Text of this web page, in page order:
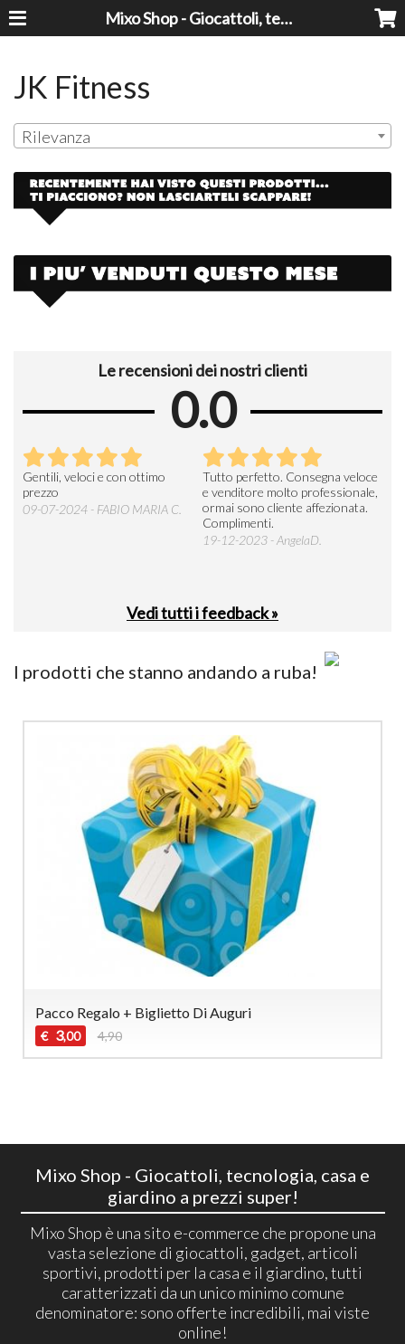
Mixo Shop - Giocattoli, tecnologia, casa e giardino a prezzi super!
JK Fitness
Rilevanza
Le recensioni dei nostri clienti
0.0
Gentili, veloci e con ottimo
prezzo
09-07-2024 - FABIO MARIA C.
Tutto perfetto. Consegna veloce
e venditore molto professionale,
ormai sono cliente affezionata.
Complimenti.
19-12-2023 - AngelaD.
Vedi tutti i feedback »
I prodotti che stanno andando a ruba!
Pacco Regalo + Biglietto Di Auguri
€ 3,00 4,90
Mixo Shop - Giocattoli, tecnologia, casa e
giardino a prezzi super!
Mixo Shop è una sito e-commerce che propone una
vasta selezione di giocattoli, gadget, articoli
sportivi, prodotti per la casa e il giardino, tutti
caratterizzati da un unico minimo comune
denominatore: sono offerte incredibili, mai viste
online!